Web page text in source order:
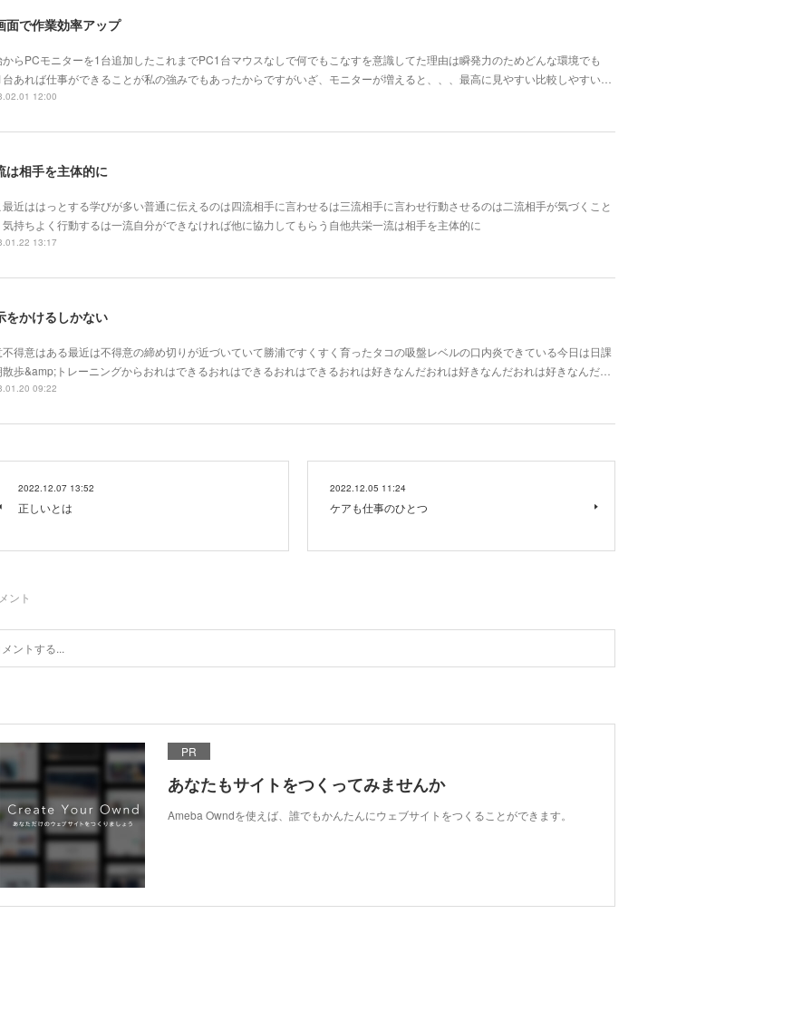
面で作業効率アップ
らPCモニターを1台追加したこれまでPC1台マウスなしで何でもこなすを意識してた理由は瞬発力のためどんな環境でも
台あれば仕事ができることが私の強みでもあったからですがいざ、モニターが増えると、、、最高に見やすい比較しやすい…
12:00
は相手を主体的に
最近ははっとする学びが多い普通に伝えるのは四流相手に言わせるは三流相手に言わせ行動させるのは二流相手が気づくこと
気持ちよく行動するは一流自分ができなければ他に協力してもらう自他共栄一流は相手を主体的に
13:17
をかけるしかない
得意はある最近は不得意の締め切りが近づいていて勝浦ですくすく育ったタコの吸盤レベルの口内炎できている今日は日課
歩&amp;トレーニングからおれはできるおれはできるおれはできるおれは好きなんだおれは好きなんだおれは好きなんだ…
09:22
2022.12.07 13:52
正しいとは
2022.12.05 11:24
ケアも仕事のひとつ
ント
PR
あなたもサイトをつくってみませんか
Ameba Owndを使えば、誰でもかんたんにウェブサイトをつくることができます。